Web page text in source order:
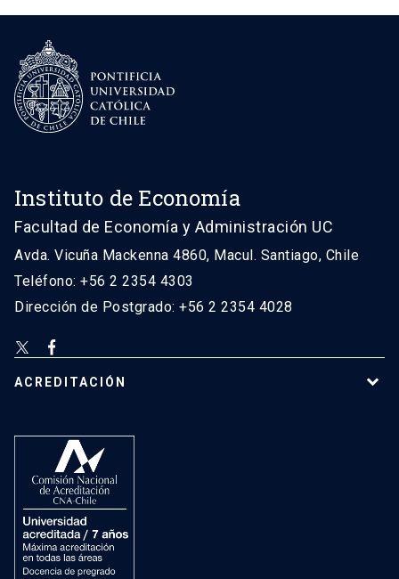
Instituto de Economía
Facultad de Economía y Administración UC
Avda. Vicuña Mackenna 4860, Macul. Santiago, Chile
Teléfono: +56 2 2354 4303
Dirección de Postgrado: +56 2 2354 4028
ACREDITACIÓN